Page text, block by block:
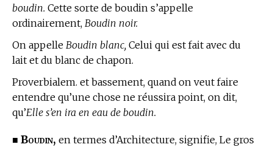
boudin. Cette sorte de boudin s’appelle
ordinairement, Boudin noir.
On appelle Boudin blanc, Celui qui est fait avec du
lait et du blanc de chapon.
Proverbialem. et bassement, quand on veut faire
entendre qu’une chose ne réussira point, on dit,
qu’Elle s’en ira en eau de boudin.
■ Boudin, en termes d’Architecture, signifie, Le gros